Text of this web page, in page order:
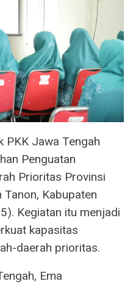
PKK Jawa Tengah
Penguatan
Prioritas Provinsi
Kabupaten
Kegiatan itu menjadi
kapasitas
daerah prioritas.
Ema